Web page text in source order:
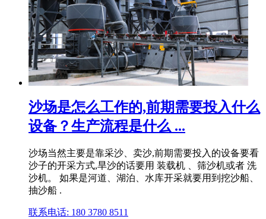
沙场是怎么工作的,前期需要投入什么
设备？生产流程是什么 ...
沙场当然主要是靠采沙、卖沙,前期需要投入的设备要看
沙子的开采方式,旱沙的话要用 装载机 、筛沙机或者 洗
沙机。 如果是河道、湖泊、水库开采就要用到挖沙船、
抽沙船 .
联系电话: 180 3780 8511